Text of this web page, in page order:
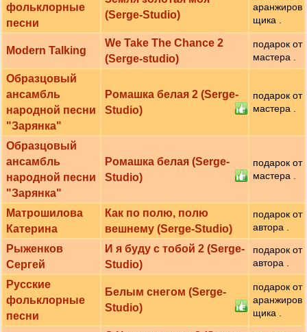
фольклорные
песни
(Serge-Studio)
аранжиров
щика .
Modern Talking
We Take The Chance 2
(Serge-studio)
подарок от
мастера .
Образцовый
ансамбль
народной песни
"Зарянка"
Ромашка белая 2 (Serge-
Studio)
подарок от
мастера .
Образцовый
ансамбль
народной песни
"Зарянка"
Ромашка белая (Serge-
Studio)
подарок от
мастера .
Матрошилова
Катерина
Как по полю, полю
вешнему (Serge-Studio)
подарок от
автора .
Рыженков
Сергей
И я буду с тобой 2 (Serge-
Studio)
подарок от
автора .
Русские
фольклорные
песни
Белым снегом (Serge-
Studio)
подарок от
аранжиров
щика .